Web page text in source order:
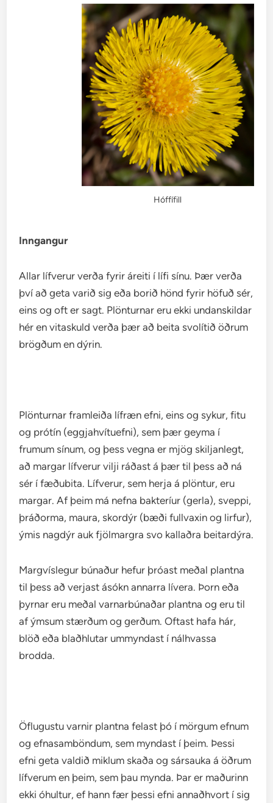
Hóffífill
Inngangur
Allar lífverur verða fyrir áreiti í lífi sínu. Þær verða
því að geta varið sig eða borið hönd fyrir höfuð sér,
eins og oft er sagt. Plönturnar eru ekki undanskildar
hér en vitaskuld verða þær að beita svolítið öðrum
brögðum en dýrin.
Plönturnar framleiða lífræn efni, eins og sykur, fitu
og prótín (eggjahvítuefni), sem þær geyma í
frumum sínum, og þess vegna er mjög skiljanlegt,
að margar lífverur vilji ráðast á þær til þess að ná
sér í fæðubita. Lífverur, sem herja á plöntur, eru
margar. Af þeim má nefna bakteríur (gerla), sveppi,
þráðorma, maura, skordýr (bæði fullvaxin og lirfur),
ýmis nagdýr auk fjölmargra svo kallaðra beitardýra.
Margvíslegur búnaður hefur þróast meðal plantna
til þess að verjast ásókn annarra lívera. Þorn eða
þyrnar eru meðal varnarbúnaðar plantna og eru til
af ýmsum stærðum og gerðum. Oftast hafa hár,
blöð eða blaðhlutar ummyndast í nálhvassa
brodda.
Öflugustu varnir plantna felast þó í mörgum efnum
og efnasamböndum, sem myndast í þeim. Þessi
efni geta valdið miklum skaða og sársauka á öðrum
lífverum en þeim, sem þau mynda. Þar er maðurinn
ekki óhultur, ef hann fær þessi efni annaðhvort í sig